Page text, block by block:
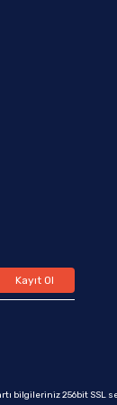
Kayıt Ol
bilgileriniz 256bit SSL